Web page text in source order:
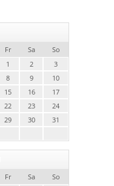
Fr Sa
So
1
2
3
8 9
10
15 16
17
22 23
24
29 30 31
Fr Sa
So